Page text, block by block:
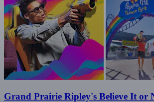
Grand Prairie Ripley's Believe It or